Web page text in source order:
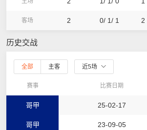
客场 2 0/ 1/ 1 2
历史交战
全部 主客 近5场
赛事 比赛日期
哥甲 25-02-17
哥甲 23-09-05